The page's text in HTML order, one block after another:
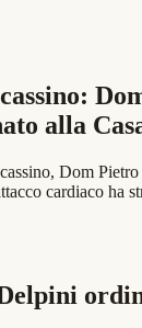
alla
Dom
cardiaco ha